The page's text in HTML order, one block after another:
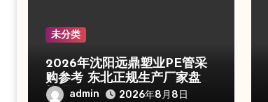
未分类
2026年沈阳远鼎塑业PE管采
购参考 东北正规生产厂家盘点
梳理admin 2026年8月8日